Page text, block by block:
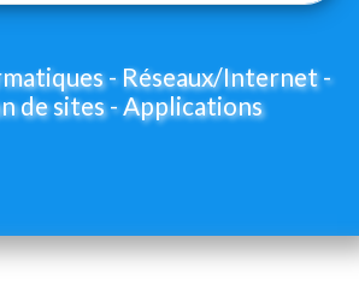
- Réseaux/Internet -
de sites - Applications